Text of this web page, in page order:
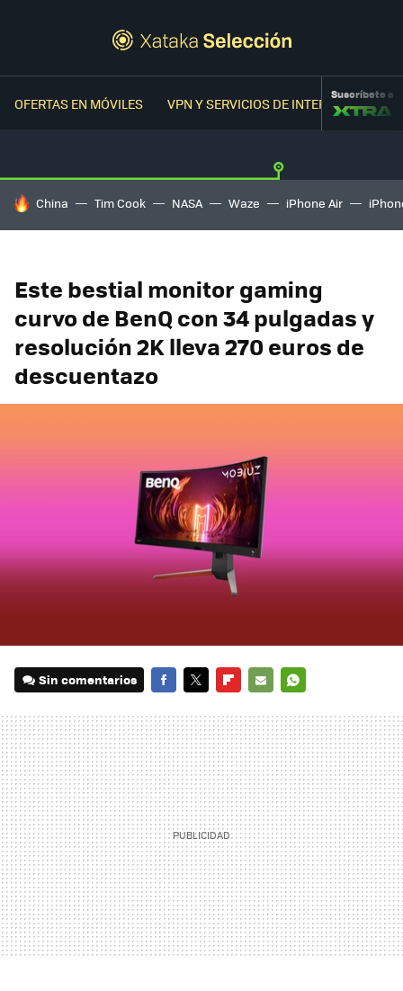
OFERTAS EN MÓVILES VPN Y SERVICIOS DE INTERNETSuscríbete a
HOY SE HABLA DE
China Tim Cook NASA Waze iPhone Air
Este bestial monitor gaming
curvo de BenQ con 34 pulgadas y
resolución 2K lleva 270 euros de
descuentazo
Sin comentarios
MAIL